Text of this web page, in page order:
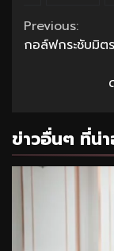
Continue
Reading
Previous:
กอล์ฟกระชับมิต
ข่าวอื่นๆ ที่น่